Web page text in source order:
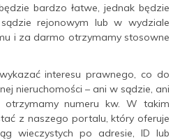
bardzo łatwe, jednak będzie
rejonowym lub w wydziale
i za darmo otrzymamy stosowne
interesu prawnego, co do
nieruchomości – ani w sądzie, ani
numeru kw. W takim
z naszego portalu, który oferuje
wieczystych po adresie, ID lub